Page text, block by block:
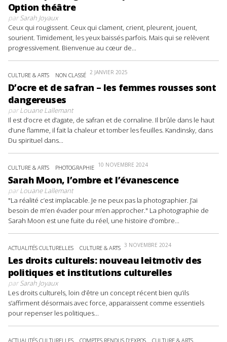
Option théâtre
parSarah Joyaux
Ceux qui rougissent. Ceux qui clament, crient, pleurent, jouent,
sourient. Timidement, les yeux baissés parfois. Mais qui se relèvent
progressivement. Bienvenue au cœur de...
CULTURE & ARTS NON CLASSÉ 2 JANVIER 2025
D’ocre et de safran – les femmes rousses sont
dangereuses
parLouane Lallemant
Il est d’ocre et d’agate, de safran et de cornaline. Il brûle dans le haut
d’une flamme, il fait la chaleur et tomber les feuilles. Kandinsky, dans
Du spirituel dans...
CULTURE & ARTS PHOTOGRAPHIE 10 NOVEMBRE 2024
Sarah Moon, l’ombre et l’évanescence
parLouane Lallemant
"La réalité c’est implacable. Je ne peux pas la photographier. J’ai
besoin de m’en évader pour m’en approcher." La photographie de
Sarah Moon est une fuite du réel, une histoire d'ombre...
ACTUALITÉS CULTURELLES CULTURE & ARTS 3 NOVEMBRE 2024
Les droits culturels: nouveau leitmotiv des
politiques et institutions culturelles
parSarah Joyaux
Les droits culturels, loin d’être un concept récent bien qu’ils
s’affirment désormais avec force, apparaissent comme essentiels
pour repenser les politiques...
ACTUALITÉS CULTURELLES COMPTES RENDUS D'EXPOS CULTURE & ARTS